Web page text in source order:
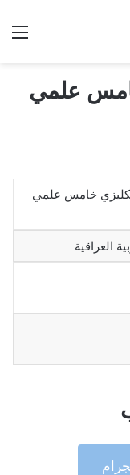
علمي
خامس علمي
العراقية